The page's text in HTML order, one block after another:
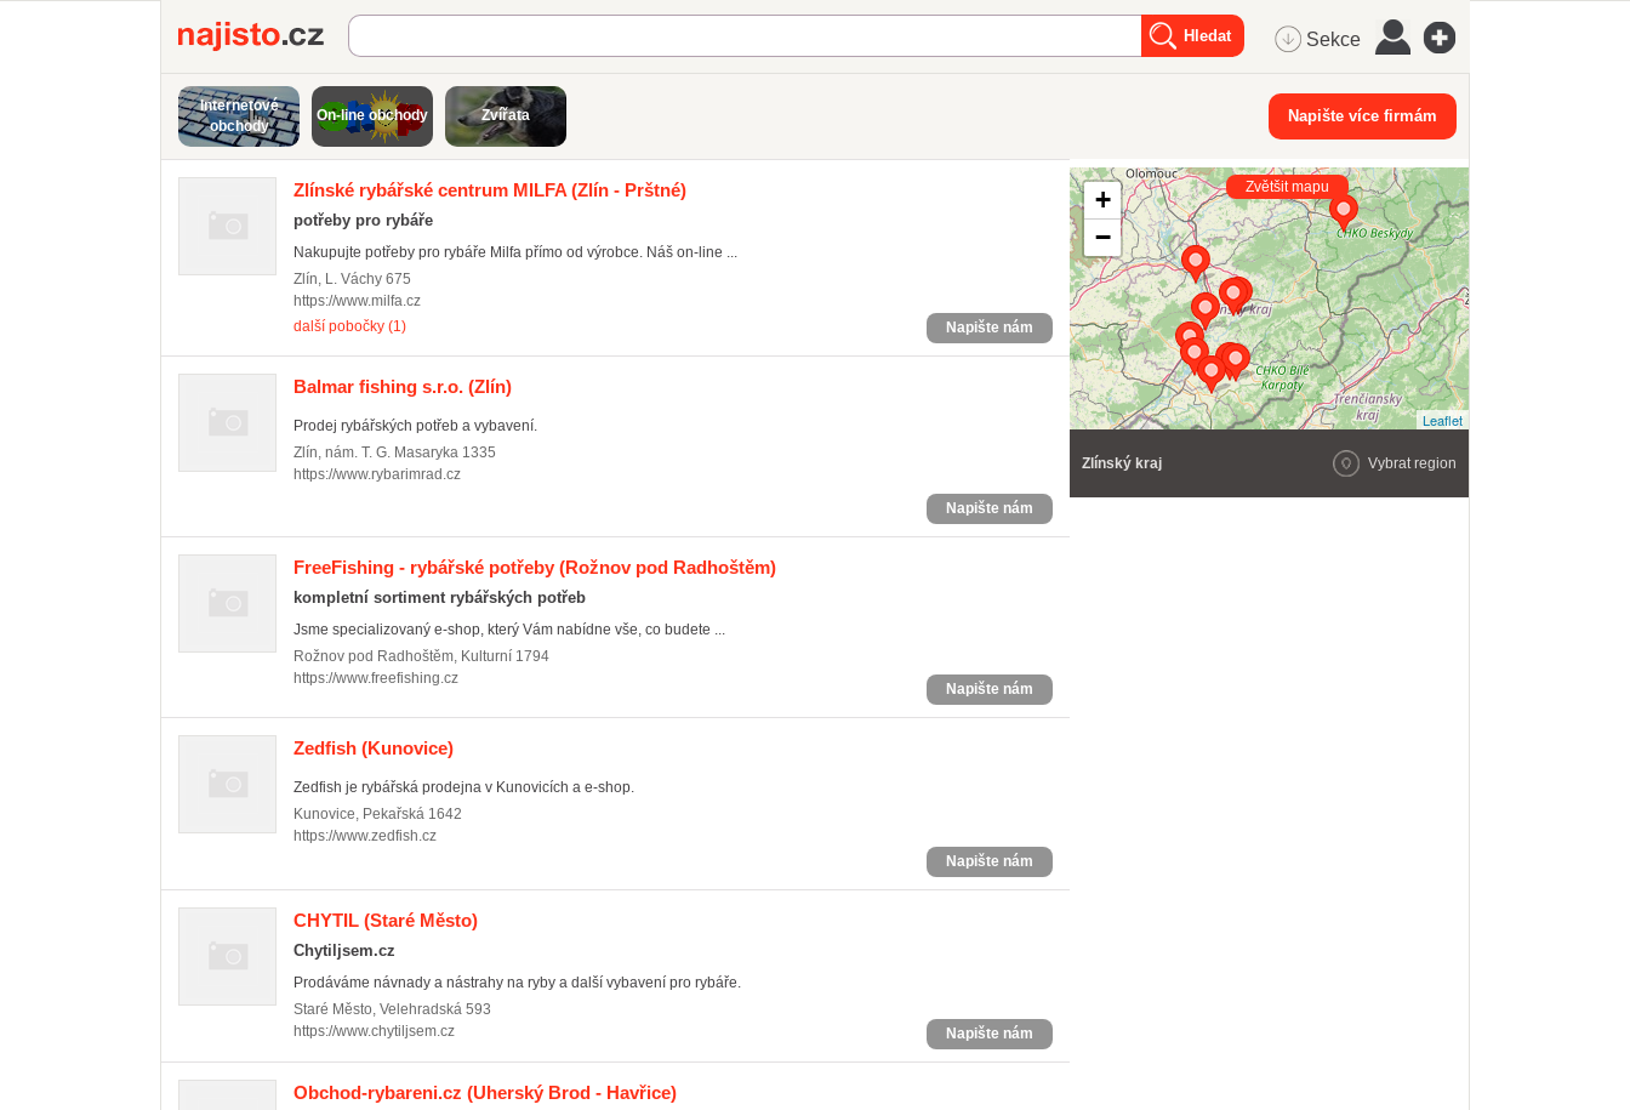
Najisto.cz Sekce
Internetové
obchody
On-line obchody Zvířata Napište více firmám
Zlínské rybářské centrum MILFA (Zlín - Prštné)
potřeby pro rybáře
Nakupujte potřeby pro rybáře Milfa přímo od výrobce. Náš on-line ...
Zlín, L. Váchy 675
https://www.milfa.cz
další pobočky (1)
Napište nám
Balmar fishing s.r.o. (Zlín)
Prodej rybářských potřeb a vybavení.
Zlín, nám. T. G. Masaryka 1335
https://www.rybarimrad.cz
Napište nám
FreeFishing - rybářské potřeby (Rožnov pod Radhoštěm)
kompletní sortiment rybářských potřeb
Jsme specializovaný e-shop, který Vám nabídne vše, co budete ...
Rožnov pod Radhoštěm, Kulturní 1794
https://www.freefishing.cz
Napište nám
Zedfish (Kunovice)
Zedfish je rybářská prodejna v Kunovicích a e-shop.
Kunovice, Pekařská 1642
https://www.zedfish.cz
Napište nám
CHYTIL (Staré Město)
Chytiljsem.cz
Prodáváme návnady a nástrahy na ryby a další vybavení pro rybáře.
Staré Město, Velehradská 593
https://www.chytiljsem.cz
Napište nám
Obchod-rybareni.cz (Uherský Brod - Havřice)
+
−
Leaflet
Zvětšit mapu
Zlínský kraj Vybrat region